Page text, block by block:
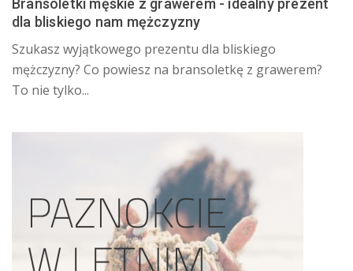
Bransoletki męskie z grawerem - idealny prezent
dla bliskiego nam mężczyzny
​Szukasz wyjątkowego prezentu dla bliskiego
mężczyzny? Co powiesz na bransoletkę z grawerem?
To nie tylko...